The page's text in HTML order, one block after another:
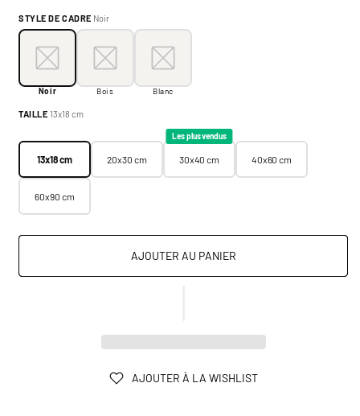
Style de cadre:
Noir Bois Blanc
20x30 cm 30x40 cm
STYLE DE CADRE Noir
Noir Bois Blanc
TAILLE 13x18 cm
13x18 cm 20x30 cm
Les plus vendus
30x40 cm 40x60 cm
60x90 cm
AJOUTER AU PANIER
AJOUTER À LA WISHLIST